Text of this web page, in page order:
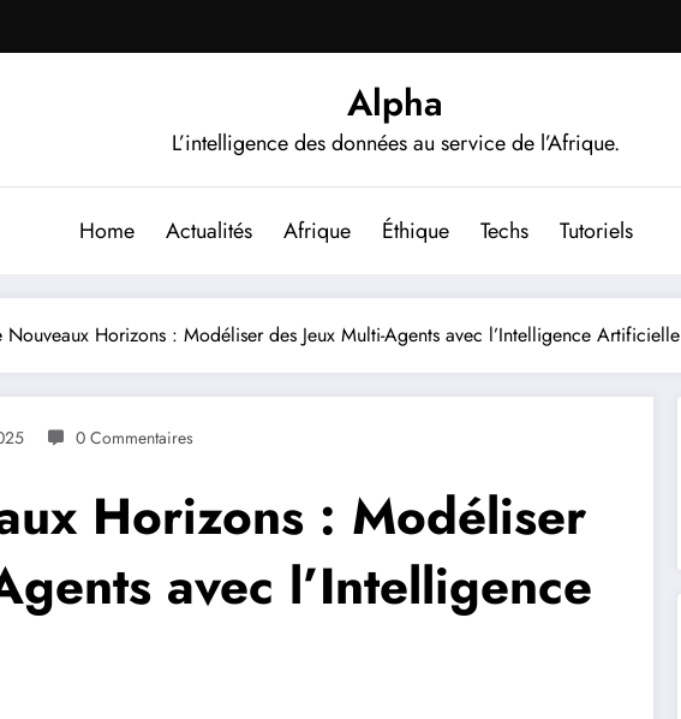
Alpha
L’intelligence des données au service de l’Afrique.
Home Actualités Afrique Éthique Techs Tutoriels
Nouveaux Horizons : Modéliser des Jeux Multi-Agents avec l’Intelligence Artificielle
0 Commentaires
Horizons : Modéliser
avec l’Intelligence